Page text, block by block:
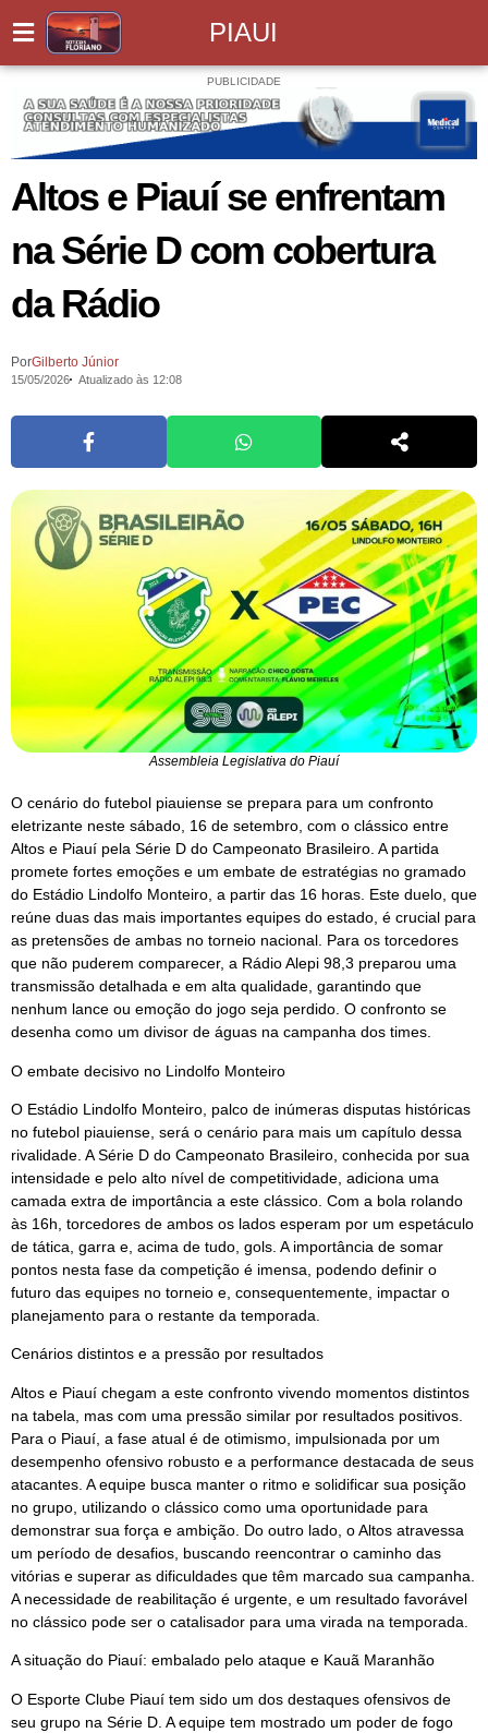
PIAUI
PUBLICIDADE
Altos e Piauí se enfrentam
na Série D com cobertura
da Rádio
PorGilberto Júnior
15/05/2026 Atualizado às 12:08
Assembleia Legislativa do Piauí
O cenário do futebol piauiense se prepara para um confronto
eletrizante neste sábado, 16 de setembro, com o clássico entre
Altos e Piauí pela Série D do Campeonato Brasileiro. A partida
promete fortes emoções e um embate de estratégias no gramado
do Estádio Lindolfo Monteiro, a partir das 16 horas. Este duelo, que
reúne duas das mais importantes equipes do estado, é crucial para
as pretensões de ambas no torneio nacional. Para os torcedores
que não puderem comparecer, a Rádio Alepi 98,3 preparou uma
transmissão detalhada e em alta qualidade, garantindo que
nenhum lance ou emoção do jogo seja perdido. O confronto se
desenha como um divisor de águas na campanha dos times.
O embate decisivo no Lindolfo Monteiro
O Estádio Lindolfo Monteiro, palco de inúmeras disputas históricas
no futebol piauiense, será o cenário para mais um capítulo dessa
rivalidade. A Série D do Campeonato Brasileiro, conhecida por sua
intensidade e pelo alto nível de competitividade, adiciona uma
camada extra de importância a este clássico. Com a bola rolando
às 16h, torcedores de ambos os lados esperam por um espetáculo
de tática, garra e, acima de tudo, gols. A importância de somar
pontos nesta fase da competição é imensa, podendo definir o
futuro das equipes no torneio e, consequentemente, impactar o
planejamento para o restante da temporada.
Cenários distintos e a pressão por resultados
Altos e Piauí chegam a este confronto vivendo momentos distintos
na tabela, mas com uma pressão similar por resultados positivos.
Para o Piauí, a fase atual é de otimismo, impulsionada por um
desempenho ofensivo robusto e a performance destacada de seus
atacantes. A equipe busca manter o ritmo e solidificar sua posição
no grupo, utilizando o clássico como uma oportunidade para
demonstrar sua força e ambição. Do outro lado, o Altos atravessa
um período de desafios, buscando reencontrar o caminho das
vitórias e superar as dificuldades que têm marcado sua campanha.
A necessidade de reabilitação é urgente, e um resultado favorável
no clássico pode ser o catalisador para uma virada na temporada.
A situação do Piauí: embalado pelo ataque e Kauã Maranhão
O Esporte Clube Piauí tem sido um dos destaques ofensivos de
seu grupo na Série D. A equipe tem mostrado um poder de fogo